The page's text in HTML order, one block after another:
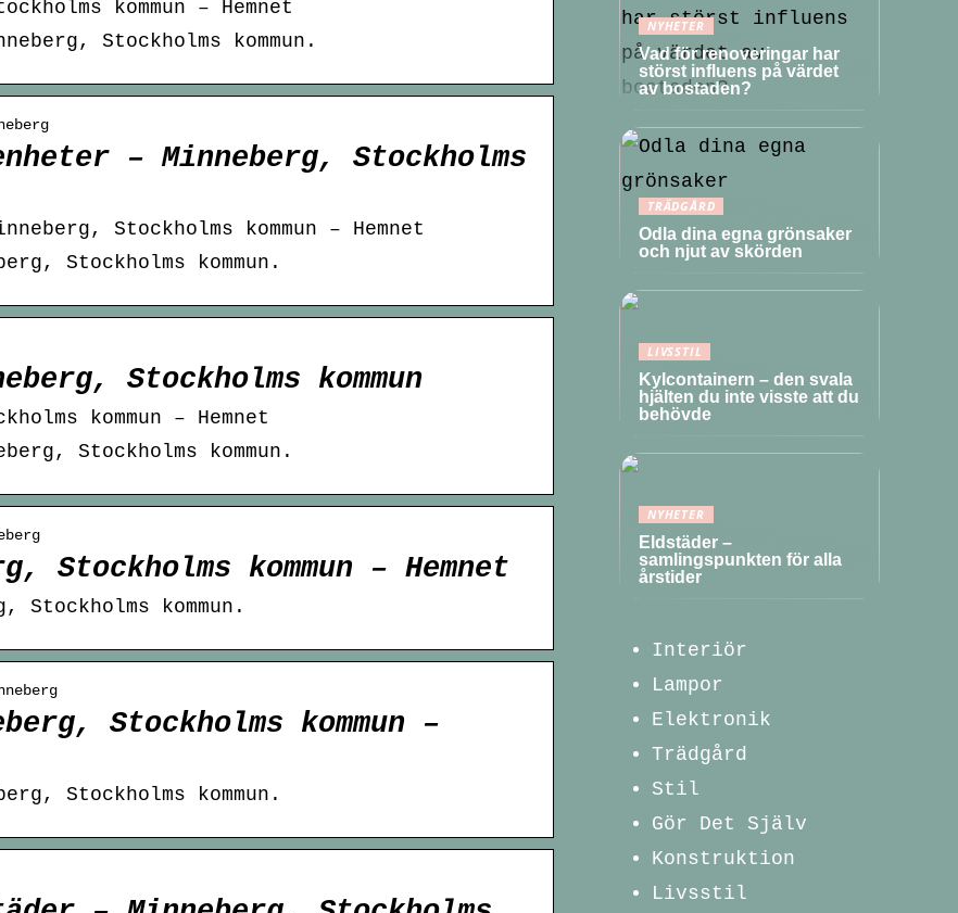
kommun – Hemnet
Stockholms kommun.
– Minneberg, Stockholms
Stockholms kommun – Hemnet
Stockholms kommun.
Stockholms kommun
kommun – Hemnet
Stockholms kommun.
kommun – Hemnet
kommun.
Stockholms kommun –
Stockholms kommun.
NYHETER
Vad för renoveringar har
störst influens på värdet
av bostaden?
TRÄDGÅRD
Odla dina egna grönsaker
och njut av skörden
LIVSSTIL
Kylcontainern – den svala
hjälten du inte visste att du
behövde
NYHETER
Eldstäder –
samlingspunkten för alla
årstider
Interiör
Lampor
Elektronik
Trädgård
Stil
Gör Det Själv
Konstruktion
Livsstil